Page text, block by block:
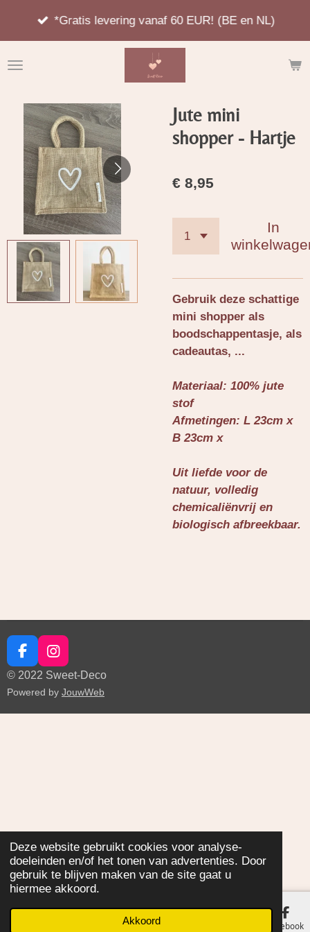
Deze website gebruikt cookies voor analyse-
doeleinden en/of het tonen van advertenties. Door
gebruik te blijven maken van de site gaat u
hiermee akkoord.
Akkoord
de
*Gratis levering vanaf 60 EUR! (BE en NL)
Jute mini
shopper - Hartje
€ 8,95
In
Gebruik deze schattige
mini shopper als
boodschappentasje, als
cadeautas, ...
Materiaal: 100% jute
stof
Afmetingen: L 23cm x
B 23cm x
Uit liefde voor de
natuur, volledig
chemicaliënvrij en
biologisch afbreekbaar.
F
a
e
b
I
n
t
a
© 2022 Sweet-Deco
Powered by JouwWeb
E-mailadres Facebook